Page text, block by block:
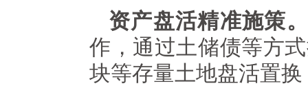
资产盘活精准施策
作，通过土储债等方
块等存量土地盘活置